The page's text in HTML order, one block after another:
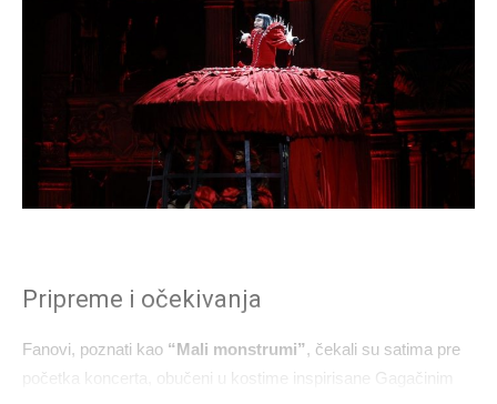
Pripreme i očekivanja
Fanovi, poznati kao “Mali monstrumi”, čekali su satima pre
početka koncerta, obučeni u kostime inspirisane Gagačinim